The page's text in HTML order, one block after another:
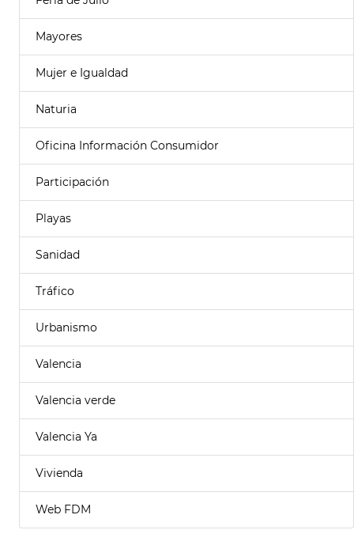
Mayores
Mujer e Igualdad
Naturia
Oficina Información Consumidor
Participación
Playas
Sanidad
Tráfico
Urbanismo
Valencia
Valencia verde
Valencia Ya
Vivienda
Web FDM